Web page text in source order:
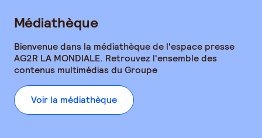
Médiathèque
Bienvenue dans la médiathèque de l'espace presse
AG2R LA MONDIALE. Retrouvez l'ensemble des
contenus multimédias du Groupe
Voir la médiathèque